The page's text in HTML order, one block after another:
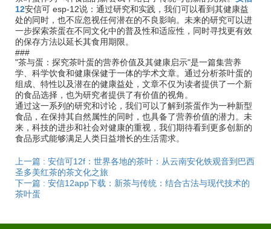
12安信可 esp-12说：通过研究和实践，我们可以看到其健康益
处的同时，也不应忽视任何潜在的不良影响。未来的研究可以进
一步探索茶蛋在不同文化中的普及性和适应性，同时寻找更有效
的保存方法以延长其食用期限。
###
"茶与蛋：探究茶叶蛋的营养价值及其健康启示"是一篇集营养
学、科学饮食和健康保健于一体的学术文章。通过分析茶叶蛋的
组成、特性以及潜在的健康益处，文章不仅为读者提供了一个新
的食品选择，也为研究者提供了有价值的视角。
通过这一系列的研究和讨论，我们可以了解到茶蛋作为一种新型
食品，在保持其自然属性的同时，也具备了营养价值的潜力。未
来，科技的进步和社会对健康的重视，我们期待看到更多创新的
食品形式能够满足人类日益增长的生活需求。
上一篇 : 安信可12f：世界各地的茶叶：从云南安化铁观音到巴西
圣多美红茶的茶文化之旅
下一篇 : 安信12app下载：新茶与传统：结合古法与现代技术的
茶叶蛋